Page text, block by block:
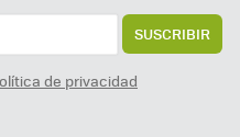
SUSCRIBIR
de privacidad